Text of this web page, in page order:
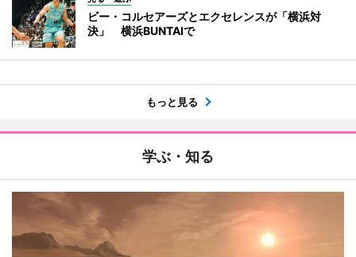
ビー・コルセアーズとエクセレンスが「横浜対
決」 横浜BUNTAIで
もっと見る
学ぶ・知る